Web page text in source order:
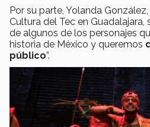
Por su parte, Yolanda
Cultura del Tec en Guadalajara,
de algunos de los personajes
historia de México y queremos
público”.